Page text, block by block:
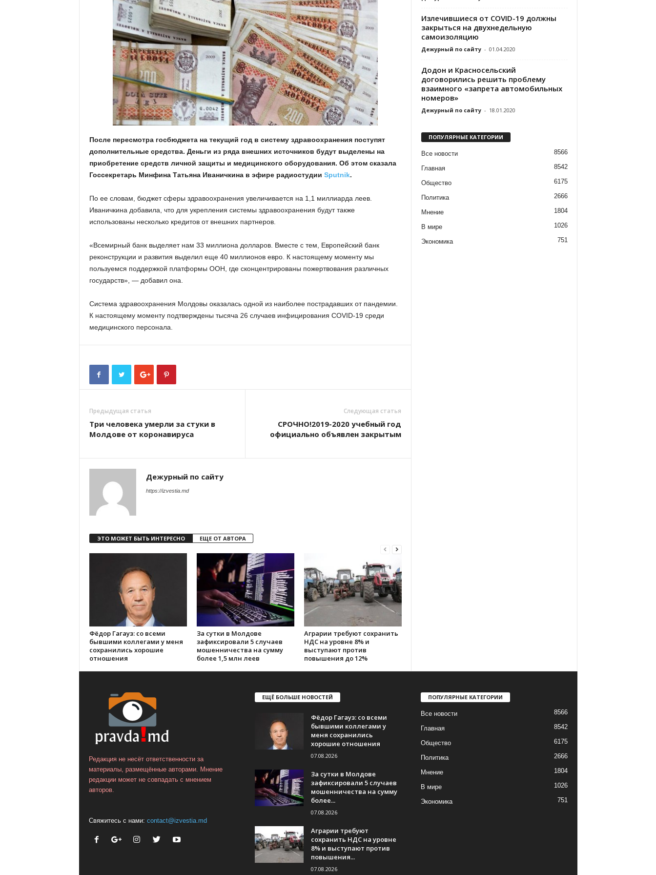
После пересмотра госбюджета на текущий год в систему здравоохранения поступят
дополнительные средства. Деньги из ряда внешних источников будут выделены на
приобретение средств личной защиты и медицинского оборудования. Об этом сказала
Госсекретарь Минфина Татьяна Иваничкина в эфире радиостудии Sputnik.
По ее словам, бюджет сферы здравоохранения увеличивается на 1,1 миллиарда леев.
Иваничкина добавила, что для укрепления системы здравоохранения будут также
использованы несколько кредитов от внешних партнеров.
«Всемирный банк выделяет нам 33 миллиона долларов. Вместе с тем, Европейский банк
реконструкции и развития выделил еще 40 миллионов евро. К настоящему моменту мы
пользуемся поддержкой платформы ООН, где сконцентрированы пожертвования различных
государств», — добавил она.
Система здравоохранения Молдовы оказалась одной из наиболее пострадавших от пандемии.
К настоящему моменту подтверждены тысяча 26 случаев инфицирования COVID-19 среди
медицинского персонала.
Предыдущая статья
Три человека умерли за стуки в
Молдове от коронавируса
Следующая статья
CРОЧНО!2019-2020 учебный год
официально объявлен закрытым
Дежурный по сайту
https://izvestia.md
ЭТО МОЖЕТ БЫТЬ ИНТЕРЕСНО ЕЩЕ ОТ АВТОРА
Фёдор Гагауз: со всеми
бывшими коллегами у меня
сохранились хорошие
отношения
За сутки в Молдове
зафиксировали 5 случаев
мошенничества на сумму
более 1,5 млн леев
Аграрии требуют сохранить
НДС на уровне 8% и
выступают против
повышения до 12%
Излечившиеся от COVID-19 должны
закрыться на двухнедельную
самоизоляцию
Дежурный по сайту - 01.04.2020
Додон и Красносельский
договорились решить проблему
взаимного «запрета автомобильных
номеров»
Дежурный по сайту - 18.01.2020
ПОПУЛЯРНЫЕ КАТЕГОРИИ
Все новости 8566
Главная 8542
Общество 6175
Политика 2666
Мнение 1804
В мире 1026
Экономика 751
Редакция не несёт ответственности за
материалы, размещённые авторами. Мнение
редакции может не совпадать с мнением
авторов.
Свяжитесь с нами: contact@izvestia.md
ЕЩЁ БОЛЬШЕ НОВОСТЕЙ
Фёдор Гагауз: со всеми
бывшими коллегами у
меня сохранились
хорошие отношения
07.08.2026
За сутки в Молдове
зафиксировали 5 случаев
мошенничества на сумму
более...
07.08.2026
Аграрии требуют
сохранить НДС на уровне
8% и выступают против
повышения...
07.08.2026
ПОПУЛЯРНЫЕ КАТЕГОРИИ
Все новости 8566
Главная 8542
Общество 6175
Политика 2666
Мнение 1804
В мире 1026
Экономика 751